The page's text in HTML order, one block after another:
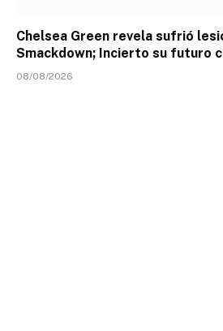
Chelsea Green revela sufrió
Smackdown; Incierto su futuro
08/08/2026